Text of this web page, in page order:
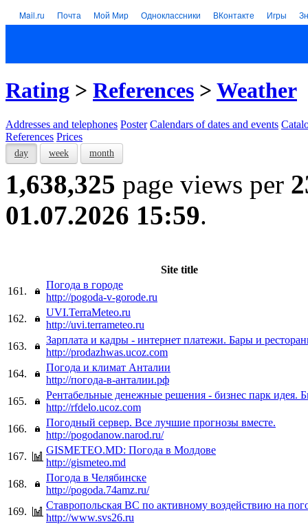
Mail.ru Почта Мой Мир Одноклассники ВКонтакте Игры
Rating > References > Weather
Addresses and telephones Poster Calendars of dates and events
References Prices
day week month
1,638,325 page views per
01.07.2026 15:59.
Site title
161.
Погода в городе
http://pogoda-v-gorode.ru
162.
UVI.TerraMeteo.ru
http://uvi.terrameteo.ru
163.
Зарплата и кадры - интернет платежи. Бары и
http://prodazhwas.ucoz.com
164.
Погода и климат Анталии
http://погода-в-анталии.рф
165.
Рентабельные денежные решения - бизнес парк идея.
http://rfdelo.ucoz.com
166.
Погодный сервер. Все лучшие прогнозы вместе.
http://pogodanow.narod.ru/
167.
GISMETEO.MD: Погода в Молдове
http://gismeteo.md
168.
Погода в Челябинске
http://pogoda.74amz.ru/
169.
Ставропольская ВС по активному воздействию на
http://www.svs26.ru